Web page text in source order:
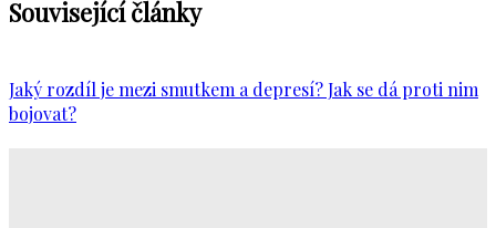
Související články
Jaký rozdíl je mezi smutkem a depresí? Jak se dá proti nim
bojovat?